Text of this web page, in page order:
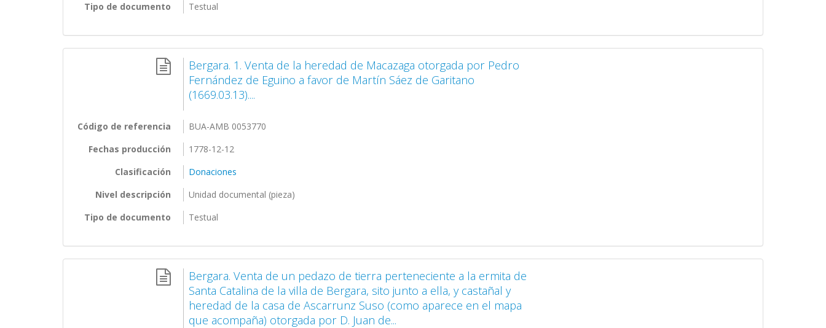
Tipo de documento
Testual
Bergara. 1. Venta de la heredad de Macazaga otorgada por Pedro
Fernández de Eguino a favor de Martín Sáez de Garitano
(1669.03.13)....
Código de referencia
BUA-AMB 0053770
Fechas producción
1778-12-12
Clasificación
Donaciones
Nivel descripción
Unidad documental (pieza)
Tipo de documento
Testual
Bergara. Venta de un pedazo de tierra perteneciente a la ermita de
Santa Catalina de la villa de Bergara, sito junto a ella, y castañal y
heredad de la casa de Ascarrunz Suso (como aparece en el mapa
que acompaña) otorgada por D. Juan de...